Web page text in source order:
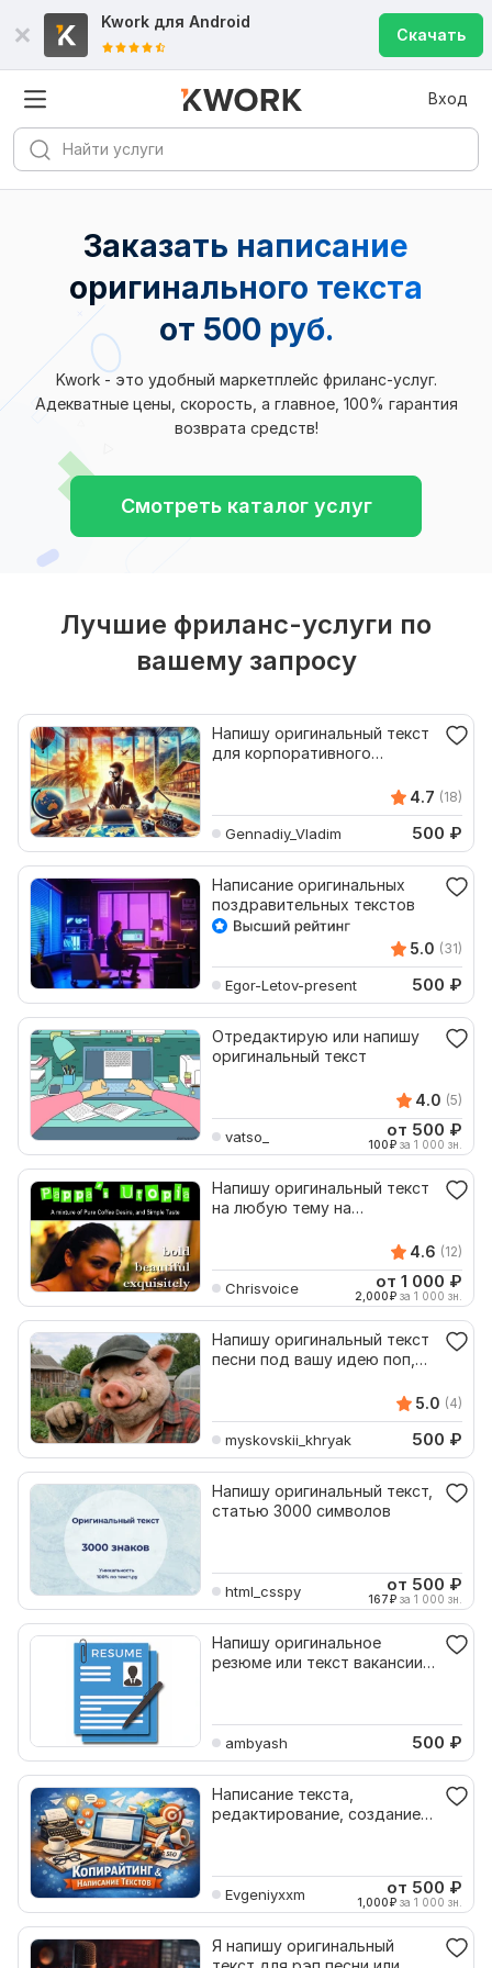
Kwork для Android
Скачать
Вход
Заказать написание
оригинального текста
от 500 руб.
Kwork - это удобный маркетплейс фриланс-услуг.
Адекватные цены, скорость, а главное, 100% гарантия
возврата средств!
Смотреть каталог услуг
Лучшие фриланс-услуги по
вашему запросу
Напишу оригинальный текст
для корпоративного
4.7 (18)
Gennadiy_Vladim 500 ₽
Написание оригинальных
поздравительных текстов
5.0 (31)
Egor-Letov-present 500 ₽
Отредактирую или напишу
оригинальный текст
4.0 (5)
vatso_ от 500 ₽
100₽ за 1 000 зн.
Напишу оригинальный текст
на любую тему на
4.6 (12)
Chrisvoice от 1 000 ₽
2,000₽ за 1 000 зн.
Напишу оригинальный текст
песни под вашу идею поп,
5.0 (4)
myskovskii_khryak 500 ₽
Напишу оригинальный текст,
статью 3000 символов
html_csspy от 500 ₽
167₽ за 1 000 зн.
Напишу оригинальное
резюме или текст вакансии
ambyash 500 ₽
Написание текста,
редактирование, создание
Evgeniyxxm от 500 ₽
1,000₽ за 1 000 зн.
Я напишу оригинальный